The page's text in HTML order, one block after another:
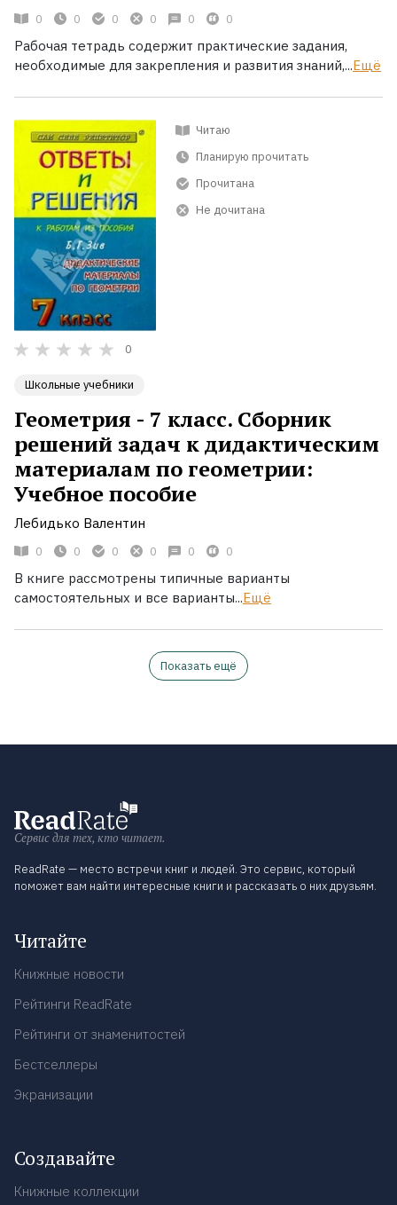
0 0 0 0 0 0
Рабочая тетрадь содержит практические задания,
необходимые для закрепления и развития знаний,...Ещё
Читаю
Планирую прочитать
Прочитана
Не дочитана
0
Школьные учебники
Геометрия - 7 класс. Сборник
решений задач к дидактическим
материалам по геометрии:
Учебное пособие
Лебидько Валентин
0 0 0 0 0 0
В книге рассмотрены типичные варианты
самостоятельных и все варианты...Ещё
Показать ещё
Сервис для тех, кто читает.
ReadRate — место встречи книг и людей. Это сервис, который
поможет вам найти интересные книги и рассказать о них друзьям.
Читайте
Книжные новости
Рейтинги ReadRate
Рейтинги от знаменитостей
Бестселлеры
Экранизации
Создавайте
Книжные коллекции